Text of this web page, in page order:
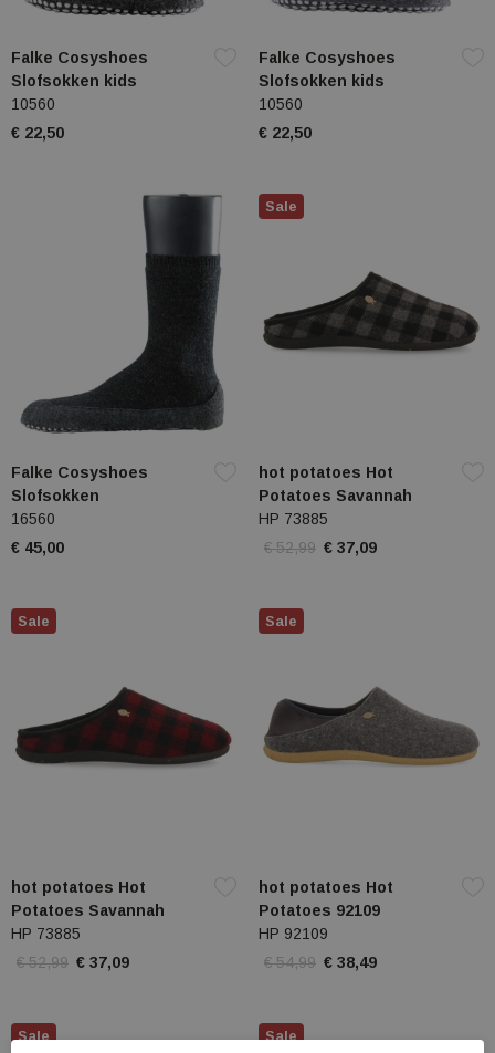
Falke Cosyshoes
Slofsokken kids
10560
€ 22,50
Falke Cosyshoes
Slofsokken kids
10560
€ 22,50
Falke Cosyshoes
Slofsokken
16560
€ 45,00
hot potatoes Hot
Potatoes Savannah
HP 73885
€ 52,99 € 37,09
Sale
hot potatoes Hot
Potatoes Savannah
HP 73885
€ 52,99 € 37,09
Sale
hot potatoes Hot
Potatoes 92109
HP 92109
€ 54,99 € 38,49
Sale
Sale Sale